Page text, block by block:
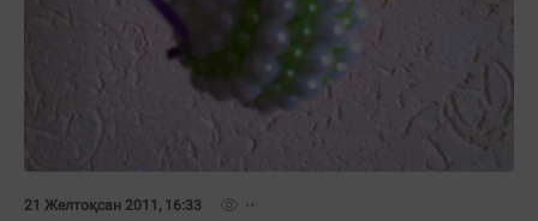
21 Желтоқсан 2011, 16:33